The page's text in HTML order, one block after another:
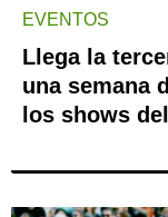
EVENTOS
Llega la
una semana
los shows